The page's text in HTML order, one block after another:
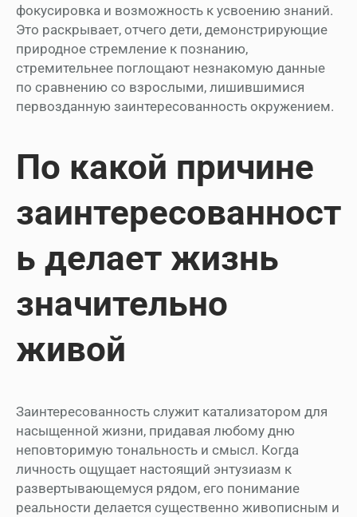
фокусировка и возможность к усвоению знаний.
Это раскрывает, отчего дети, демонстрирующие
природное стремление к познанию,
стремительнее поглощают незнакомую данные
по сравнению со взрослыми, лишившимися
первозданную заинтересованность окружением.
По какой причине
заинтересованност
ь делает жизнь
значительно
живой
Заинтересованность служит катализатором для
насыщенной жизни, придавая любому дню
неповторимую тональность и смысл. Когда
личность ощущает настоящий энтузиазм к
развертывающемуся рядом, его понимание
реальности делается существенно живописным и